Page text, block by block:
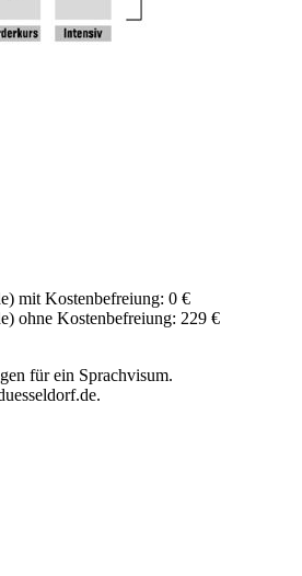
mit Kostenbefreiung: 0 €
ohne Kostenbefreiung: 229 €
für ein Sprachvisum.